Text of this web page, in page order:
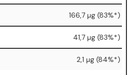
166,7 µg (83%*)
41,7 µg (83%*)
2,1 µg (84%*)